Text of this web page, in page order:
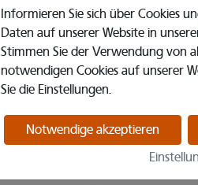
Informieren Sie sich über Cookies
Daten auf unserer Website in
Stimmen Sie der Verwendung von
notwendigen Cookies auf unserer
Sie die Einstellungen.
Notwendige akzeptieren